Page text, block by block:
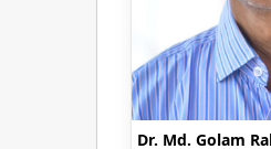
Dr. Md. Golam